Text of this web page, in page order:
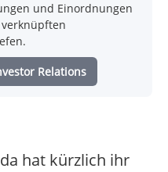
und Einordnungen
Relations
hat kürzlich ihr